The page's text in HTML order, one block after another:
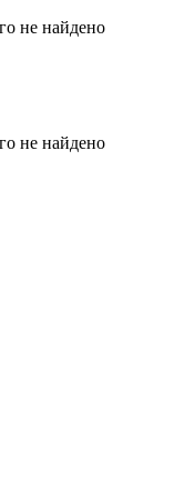
не найдено
не найдено